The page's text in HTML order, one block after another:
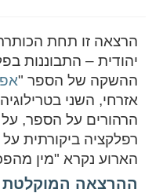
הרצאה זו תחת
יהודית – התבוננות
ההשקה של הספר "
אזרחי, השני
הרהורים על הספר,
רפלקציה ביקורתית
הארוע נקרא "מין
ההרצאה המוקלטת